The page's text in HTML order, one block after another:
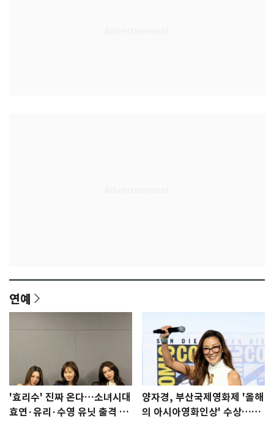
연예
'효리수' 진짜 온다…소녀시대
효연·유리·수영 유닛 출격 [N
양자경, 부산국제영화제 '올해
의 아시아영화인상' 수상…15